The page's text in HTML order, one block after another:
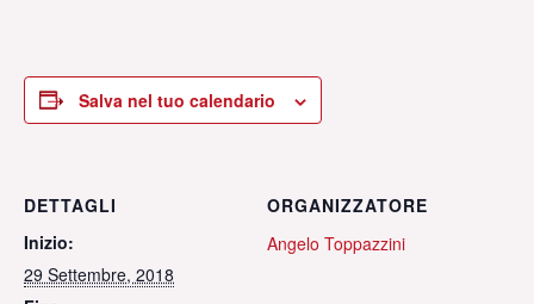
Salva nel tuo calendario
DETTAGLI
Inizio:
29 Settembre, 2018
ORGANIZZATORE
Angelo Toppazzini